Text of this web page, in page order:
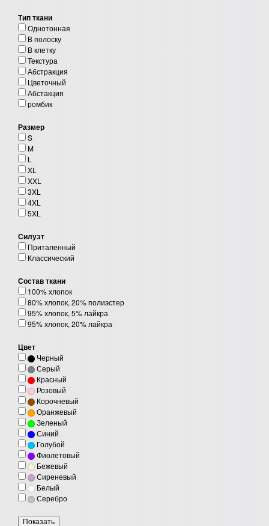
Тип ткани
Однотонная
В полоску
В клетку
Текстура
Абстракция
Цветочный
Абстакция
ромбик
Размер
S
M
L
XL
XXL
3XL
4XL
5XL
Силуэт
Приталенный
Классический
Состав ткани
100% хлопок
80% хлопок, 20% полиэстер
95% хлопок, 5% лайкра
95% хлопок, 20% лайкра
Цвет
Черный
Серый
Красный
Розовый
Корочневый
Оранжевый
Зеленый
Синий
Голубой
Фиолетовый
Бежевый
Сиреневый
Белый
Серебро